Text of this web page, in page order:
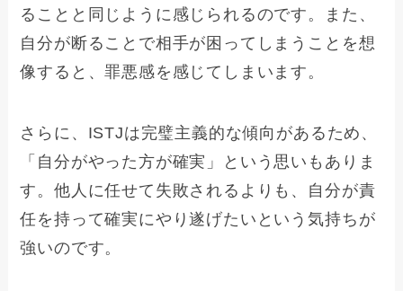
ることと同じように感じられるのです。また、
自分が断ることで相手が困ってしまうことを想
像すると、罪悪感を感じてしまいます。
さらに、ISTJは完璧主義的な傾向があるため、
「自分がやった方が確実」という思いもありま
す。他人に任せて失敗されるよりも、自分が責
任を持って確実にやり遂げたいという気持ちが
強いのです。